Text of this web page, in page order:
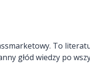
To
głód wiedzy po